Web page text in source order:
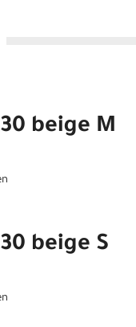
beige M
beige S